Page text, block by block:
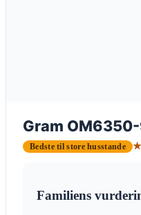
Gram
Bedste til store husstande ★
Familiens